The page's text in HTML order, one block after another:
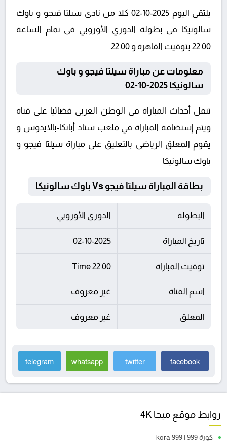
يلتقى اليوم 2025-10-02 كلا من نادى سيلتا فيجو و باوك
سالونيكا فى بطولة الدوري الأوروبي فى تمام الساعة
22:00 بتوقيت القاهرة و 22:00.
معلومات عن مباراة سيلتا فيجو و باوك
سالونيكا 2025-10-02
تنقل أحداث المباراة في الوطن العربي فضائيا على قناة
ويتم إستضافة المباراة في ملعب ستاد أبانكا-بالايدوس و
يقوم المعلق الرياضى بالتعليق على مباراة سيلتا فيجو و
باوك سالونيكا
بطاقة المباراة سيلتا فيجو Vs باوك سالونيكا
البطولة الدوري الأوروبي
تاريخ المباراة 02-10-2025
توقيت المباراة 22:00 Time
اسم القناة غير معروف
المعلق غير معروف
facebook
twitter
whatsapp
telegram
روابط موقع ميجا 4K
كورة 999 | kora 999